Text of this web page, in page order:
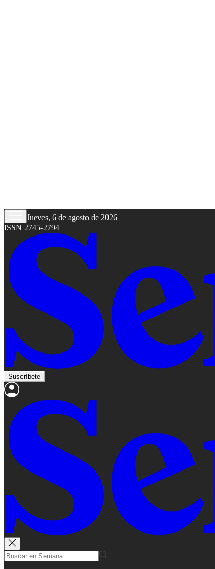
Jueves, 6 de agosto de 2026
ISSN 2745-2794
Suscríbete